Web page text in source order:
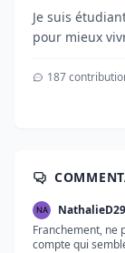
Je suis
pour mieux
187
NathalieD29
Franchement, ne
compte qui